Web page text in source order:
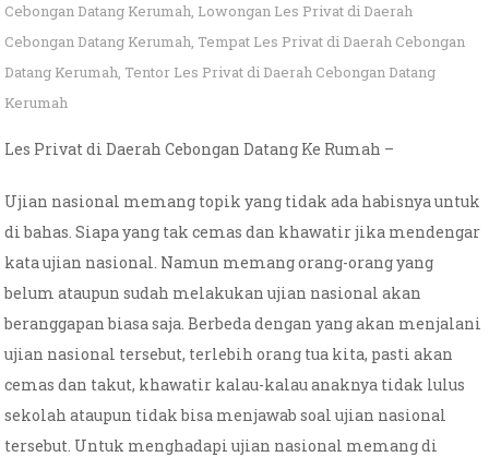
Cebongan Datang Kerumah, Lowongan Les Privat di Daerah
Cebongan Datang Kerumah, Tempat Les Privat di Daerah Cebongan
Datang Kerumah, Tentor Les Privat di Daerah Cebongan Datang
Kerumah
Les Privat di Daerah Cebongan Datang Ke Rumah –
Ujian nasional memang topik yang tidak ada habisnya untuk
di bahas. Siapa yang tak cemas dan khawatir jika mendengar
kata ujian nasional. Namun memang orang-orang yang
belum ataupun sudah melakukan ujian nasional akan
beranggapan biasa saja. Berbeda dengan yang akan menjalani
ujian nasional tersebut, terlebih orang tua kita, pasti akan
cemas dan takut, khawatir kalau-kalau anaknya tidak lulus
sekolah ataupun tidak bisa menjawab soal ujian nasional
tersebut. Untuk menghadapi ujian nasional memang di